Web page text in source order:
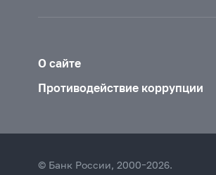
О сайте
Противодействие коррупции
© Банк России, 2000–2026.